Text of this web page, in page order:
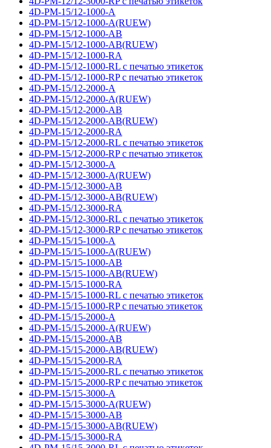
4D-PM-15/12-1000-A
4D-PM-15/12-1000-A(RUEW)
4D-PM-15/12-1000-AB
4D-PM-15/12-1000-AB(RUEW)
4D-PM-15/12-1000-RA
4D-PM-15/12-1000-RL с печатью этикеток
4D-PM-15/12-1000-RP с печатью этикеток
4D-PM-15/12-2000-A
4D-PM-15/12-2000-A(RUEW)
4D-PM-15/12-2000-AB
4D-PM-15/12-2000-AB(RUEW)
4D-PM-15/12-2000-RA
4D-PM-15/12-2000-RL с печатью этикеток
4D-PM-15/12-2000-RP с печатью этикеток
4D-PM-15/12-3000-A
4D-PM-15/12-3000-A(RUEW)
4D-PM-15/12-3000-AB
4D-PM-15/12-3000-AB(RUEW)
4D-PM-15/12-3000-RA
4D-PM-15/12-3000-RL с печатью этикеток
4D-PM-15/12-3000-RP с печатью этикеток
4D-PM-15/15-1000-A
4D-PM-15/15-1000-A(RUEW)
4D-PM-15/15-1000-AB
4D-PM-15/15-1000-AB(RUEW)
4D-PM-15/15-1000-RA
4D-PM-15/15-1000-RL с печатью этикеток
4D-PM-15/15-1000-RP с печатью этикеток
4D-PM-15/15-2000-A
4D-PM-15/15-2000-A(RUEW)
4D-PM-15/15-2000-AB
4D-PM-15/15-2000-AB(RUEW)
4D-PM-15/15-2000-RA
4D-PM-15/15-2000-RL с печатью этикеток
4D-PM-15/15-2000-RP с печатью этикеток
4D-PM-15/15-3000-A
4D-PM-15/15-3000-A(RUEW)
4D-PM-15/15-3000-AB
4D-PM-15/15-3000-AB(RUEW)
4D-PM-15/15-3000-RA